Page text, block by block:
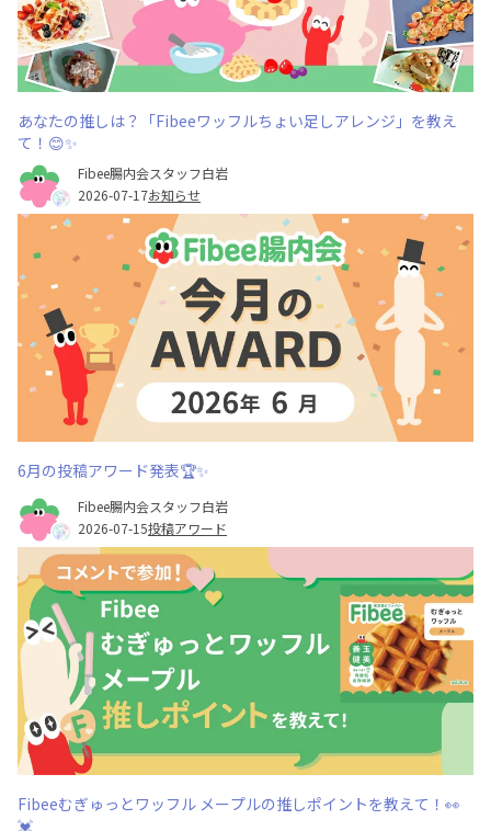
あなたの推しは？「Fibeeワッフルちょい足しアレンジ」を教え
て！😊✨
Fibee腸内会スタッフ白岩
2026-07-17お知らせ
6月の投稿アワード発表🏆✨
Fibee腸内会スタッフ白岩
2026-07-15投稿アワード
Fibeeむぎゅっとワッフル メープルの推しポイントを教えて！👀
💓